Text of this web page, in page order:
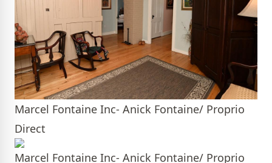
Marcel Fontaine Inc- Anick Fontaine/ Proprio
Direct
Marcel Fontaine Inc- Anick Fontaine/ Proprio